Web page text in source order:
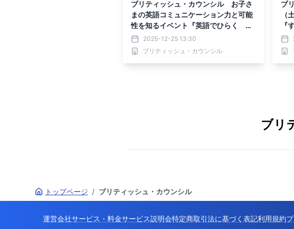
ブリティッシュ・カウンシル お子さ
まの英語コミュニケーション力と可能
性を知るイベント『英語でひらく 子
どもの未来2026』開催
2025-12-25 13:30
ブリティッシュ・カウンシル
ブ
（
『
小
書
め
ブリ
トップページ / ブリティッシュ・カウンシル
運営会社サービス・料金サービス説明会特定商取引法に基づく表記利用規約